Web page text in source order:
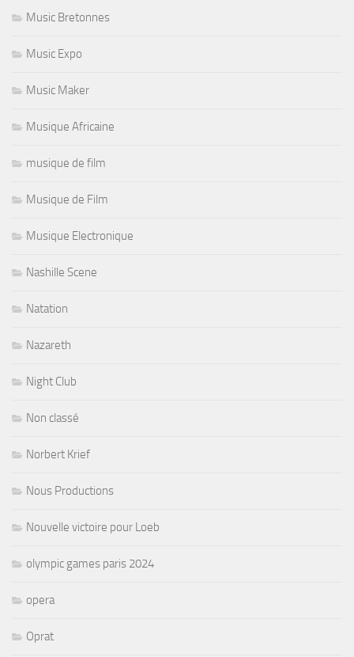
Music Bretonnes
Music Expo
Music Maker
Musique Africaine
musique de film
Musique de Film
Musique Electronique
Nashille Scene
Natation
Nazareth
Night Club
Non classé
Norbert Krief
Nous Productions
Nouvelle victoire pour Loeb
olympic games paris 2024
opera
Oprat